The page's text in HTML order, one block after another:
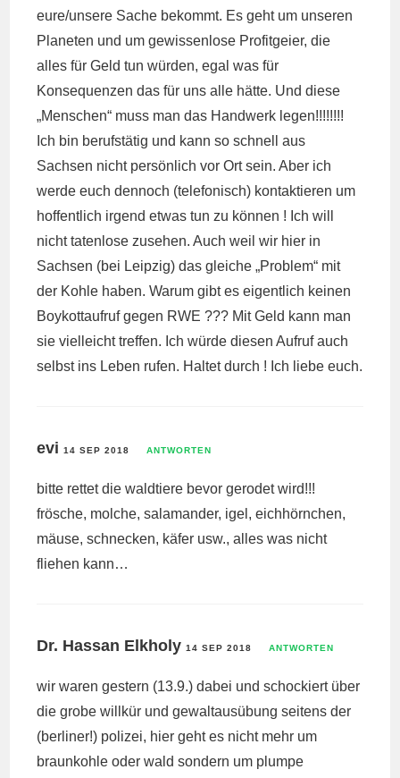
eure/unsere Sache bekommt. Es geht um unseren
Planeten und um gewissenlose Profitgeier, die
alles für Geld tun würden, egal was für
Konsequenzen das für uns alle hätte. Und diese
„Menschen“ muss man das Handwerk legen!!!!!!!!
Ich bin berufstätig und kann so schnell aus
Sachsen nicht persönlich vor Ort sein. Aber ich
werde euch dennoch (telefonisch) kontaktieren um
hoffentlich irgend etwas tun zu können ! Ich will
nicht tatenlose zusehen. Auch weil wir hier in
Sachsen (bei Leipzig) das gleiche „Problem“ mit
der Kohle haben. Warum gibt es eigentlich keinen
Boykottaufruf gegen RWE ??? Mit Geld kann man
sie vielleicht treffen. Ich würde diesen Aufruf auch
selbst ins Leben rufen. Haltet durch ! Ich liebe euch.
evi14 SEP 2018 ANTWORTEN
bitte rettet die waldtiere bevor gerodet wird!!!
frösche, molche, salamander, igel, eichhörnchen,
mäuse, schnecken, käfer usw., alles was nicht
fliehen kann…
Dr. Hassan Elkholy14 SEP 2018 ANTWORTEN
wir waren gestern (13.9.) dabei und schockiert über
die grobe willkür und gewaltausübung seitens der
(berliner!) polizei, hier geht es nicht mehr um
braunkohle oder wald sondern um plumpe